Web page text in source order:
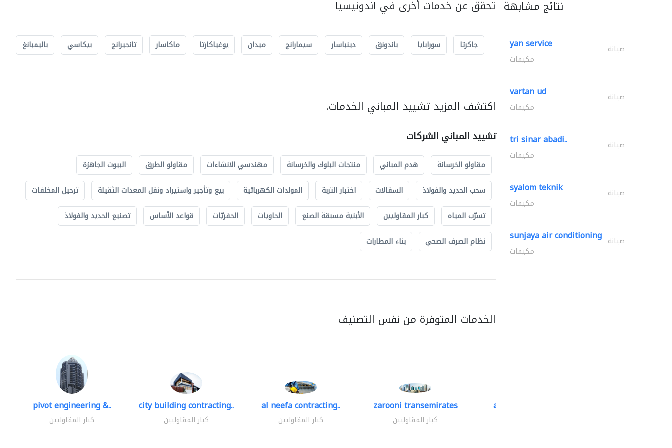
تحقق عن خدمات أخرى في اندونيسيا
جاكرتا سورابايا باندونق دينباسار سيمارانج ميدان يوغياكارتا ماكاسار تانجيرانج بيكاسي باليمبانغ
اكتشف المزيد تشييد المباني الخدمات.
تشييد المباني الشركات
مقاولو الخرسانة هدم المباني منتجات البلوك والخرسانة مهندسي الانشاءات مقاولو الطرق
البيوت الجاهزة
سحب الحديد والفولاذ
السقالات اختبار التربة المولدات الكهربائية بيع وتأجير واستيراد ونقل المعدات الثقيلة
ترحيل المخلفات
تسرّب المياه
كبار المقاوليين الأبنية مسبقة الصنع الحاويات الحفريّات قواعد الأساس
تصنيع الحديد والفولاذ
نظام الصرف الصحي
بناء المطارات
الخدمات المتوفرة من نفس التصنيف
pivot engineering &..
كبار المقاوليين
city building contracting..
كبار المقاوليين
al neefa contracting..
كبار المقاوليين
zarooni transemirates
كبار المقاوليين
accurate bldh cont..
نتائج مشابهة
yan service صيانة
مكيفات
vartan ud صيانة
مكيفات
tri sinar abadi.. صيانة
مكيفات
syalom teknik صيانة
مكيفات
sunjaya air conditioning صيانة
مكيفات